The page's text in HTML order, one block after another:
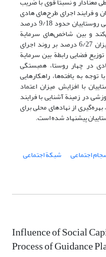
و فرایند اجرای طرح‌های هادی
روستایی وجود دارد. سرمایة اجتماعی روستاییان حدود 9/18 درصد
و بین شاخص‌های سرمایة
اجتماعی، متغیر اعتماد اجتماعی به‌میزان 6/27 درصد بر روند اجرای
فضایی رابطة بین سرمایة
در چهار روستا، همبستگی
به یافته‌ها، راهکارهایی
با افزایش میزان اعتماد
در زمینة آشنایی با فرایند
از نهادهای محلی برای
پیشنهاد شده است.
اجتماعی شبکة اجتماعی
Influence of Social
Process of Guidance